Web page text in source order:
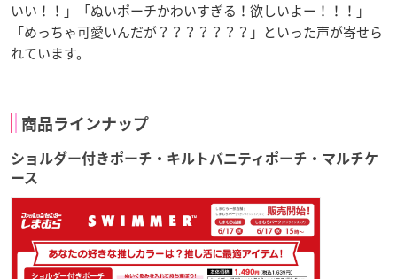
いい！！」「ぬいポーチかわいすぎる！欲しいよー！！！」
「めっちゃ可愛いんだが？？？？？？？」といった声が寄せら
れています。
商品ラインナップ
ショルダー付きポーチ・キルトバニティポーチ・マルチケ
ース